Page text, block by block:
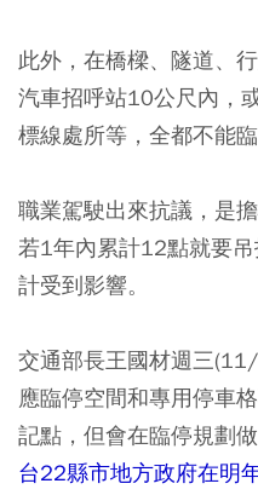
此外，在橋樑、隧道、
汽車招呼站10公尺內，
標線處所等，全都不能
職業駕駛出來抗議，是
若1年內累計12點就要
計受到影響。
交通部長王國材週三
應臨停空間和專用停車
記點，但會在臨停規劃
台22縣市地方政府在明